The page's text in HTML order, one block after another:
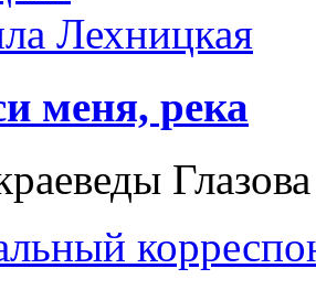
Лехницкая
меня, река